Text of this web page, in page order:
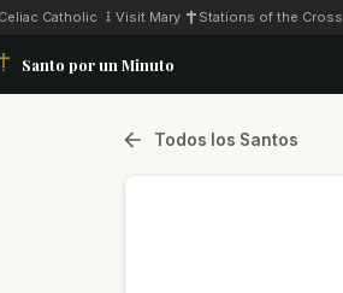
Celiac Catholic Visit Mary Stations of the Cross
Santo por un Minuto
Todos los Santos